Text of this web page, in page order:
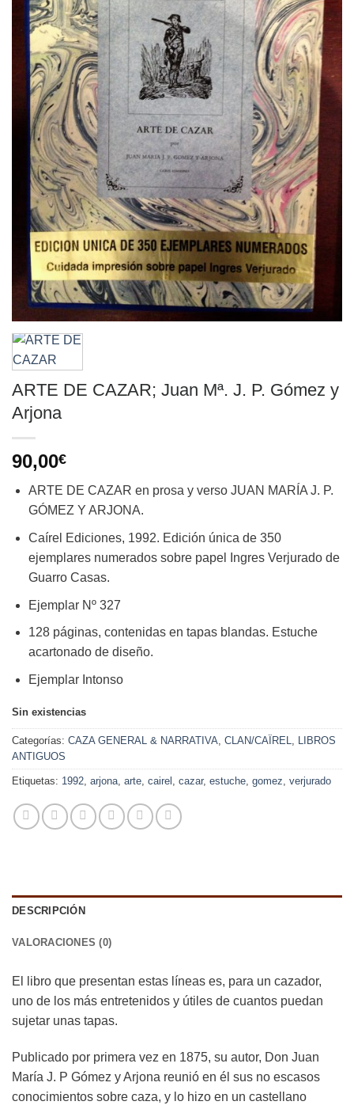
ARTE DE CAZAR; Juan Mª. J. P. Gómez y
Arjona
90,00€
ARTE DE CAZAR en prosa y verso JUAN MARÍA J. P.
GÓMEZ Y ARJONA.
Caírel Ediciones, 1992. Edición única de 350
ejemplares numerados sobre papel Ingres Verjurado de
Guarro Casas.
Ejemplar Nº 327
128 páginas, contenidas en tapas blandas. Estuche
acartonado de diseño.
Ejemplar Intonso
Sin existencias
Categorías: CAZA GENERAL & NARRATIVA, CLAN/CAÏREL, LIBROS
ANTIGUOS
Etiquetas: 1992, arjona, arte, cairel , cazar, estuche, gomez, verjurado
DESCRIPCIÓN
VALORACIONES (0)
El libro que presentan estas líneas es, para un cazador,
uno de los más entretenidos y útiles de cuantos puedan
sujetar unas tapas.
Publicado por primera vez en 1875, su autor, Don Juan
María J. P Gómez y Arjona reunió en él sus no escasos
conocimientos sobre caza, y lo hizo en un castellano